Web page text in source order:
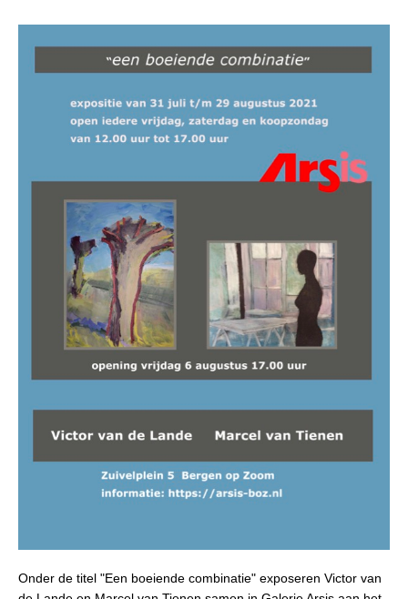
Onder de titel "Een boeiende combinatie" exposeren Victor van